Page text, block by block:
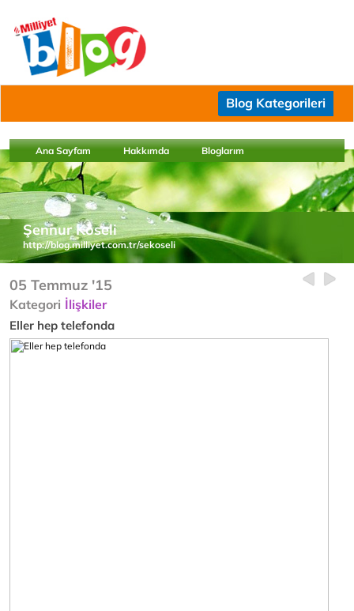
Blog Kategorileri
Ana Sayfam Hakkımda Bloglarım
Şennur Köseli
http://blog.milliyet.com.tr/sekoseli
05 Temmuz '15
Kategori İlişkiler
Eller hep telefonda